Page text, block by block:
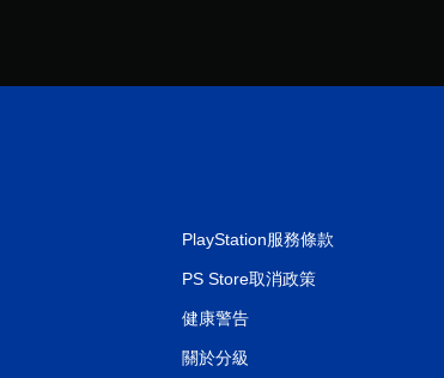
PlayStation服務條款
PS Store取消政策
健康警告
關於分級